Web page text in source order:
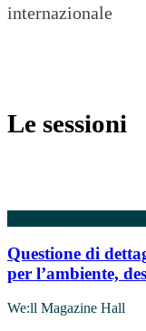
internazionale
Le sessioni
Questione di
per l’ambiente,
We:ll Magazine Hall